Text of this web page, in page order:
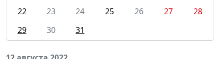
22
23 24 25 26 27
28
29
30 31